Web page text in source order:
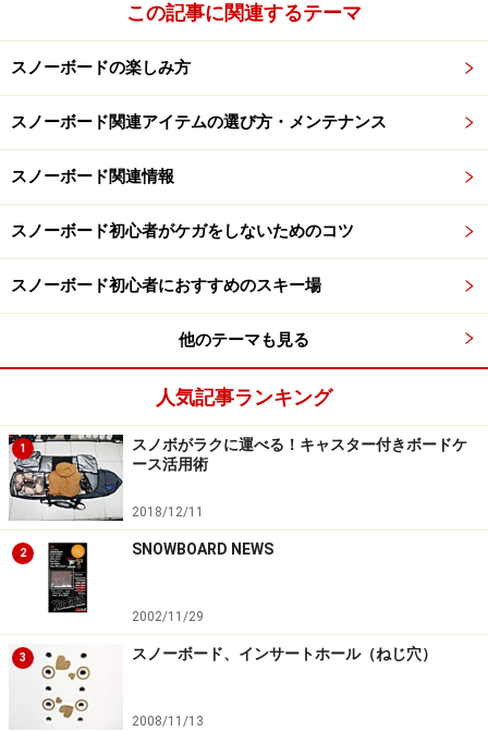
Travis Rice (Rossignol) トラビス・ライス
Keir Dillon (Burton) キア・ディロン
Michi Albin (Oakley) ミッヒ・アルビン
Ikka Backstrom (Quiksilver) イカ・バックストロム
Jussi Oksanen (Burton) ユシ・オクサネン
◆日本人シード選手◆
中井 孝治
◆広報の方より◆
日本テレビは「X-TRAILJAM in TOKYO DOME」を12/14（土）
15（日）に開催
東京ドーム
に特設されたスノーボードジャンプ台「BIG-X」を舞台に
行われる、
この記事に関連するテーマ
スノーボードの楽しみ方
スノーボード関連アイテムの選び方・メンテナンス
スノーボード関連情報
スノーボード初心者がケガをしないためのコツ
スノーボード初心者におすすめのスキー場
他のテーマも見る
人気記事ランキング
1
スノボがラクに運べる！キャスター付きボードケ
ース活用術
2018/12/11
2 SNOWBOARD NEWS
2002/11/29
3 スノーボード、インサートホール（ねじ穴）
2008/11/13